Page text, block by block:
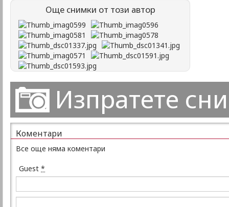
Още снимки от този автор
Изпратете
Коментари
Все още няма коментари
Guest *